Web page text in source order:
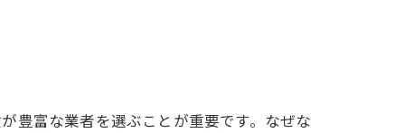
豊富な業者を選ぶことが重要です。なぜな